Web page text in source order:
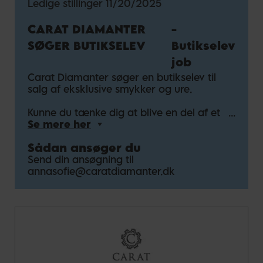
KORT OG GODT
Tiltrædelse: Hurtigst muligt
Løn efter aftale
Ledige stillinger 11/20/2025
CARAT DIAMANTER
SØGER BUTIKSELEV
-
Butikselev
job
Carat Diamanter søger en butikselev til
salg af eksklusive smykker og ure.
Kunne du tænke dig at blive en del af et
stærkt fagligt og socialt fællesskab? Og
diamantsmykker og andre eksklusive
smykker og ure? Så er en stilling som
butikselev hos Carat Diamanter sikkert
i vores team på lige fod med dygtige og
søde kollegaer. 4 gange skal du på et 2-
ugers skoleforløb, før du er
Se mere her
Sådan ansøger du
Send din ansøgning til
annasofie@caratdiamanter.dk